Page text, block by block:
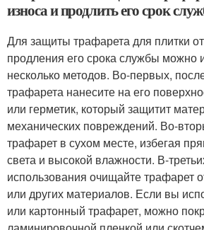
износа и продлить его срок
Для защиты трафарета для плитки
продления его срока службы можно
несколько методов. Во-первых,
трафарета нанесите на его
или герметик, который защитит
механических повреждений. Во-
трафарет в сухом месте, избегая
света и высокой влажности. В-
использования очищайте трафарет
или других материалов. Если вы
или картонный трафарет, можно